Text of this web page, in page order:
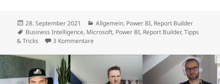
Veröffentlicht
am
28. September 2021 Kategorien
Allgemein, Power BI, Report Builder
Schlagwörter
Business Intelligence, Microsoft, Power BI, Report Builder,Tipps
& Tricks
3 Kommentare